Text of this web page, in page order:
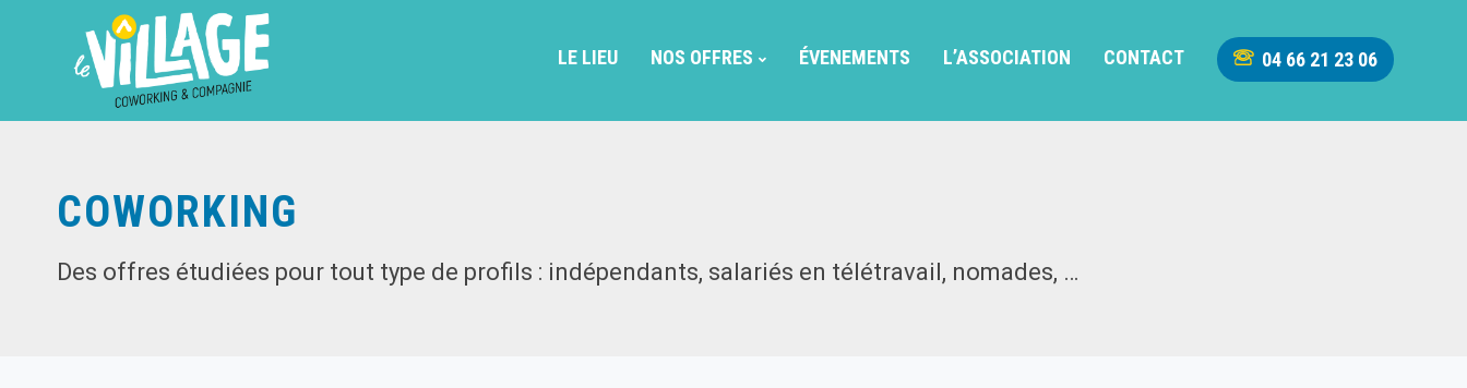
LE LIEU NOS OFFRES ÉVENEMENTS L’ASSOCIATION CONTACT 04 66 21 23 06
COWORKING
Des offres étudiées pour tout type de profils : indépendants, salariés en télétravail, nomades, …